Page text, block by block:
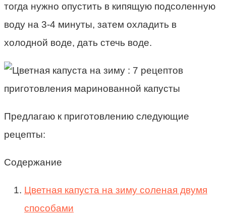
тогда нужно опустить в кипящую подсоленную
воду на 3-4 минуты, затем охладить в
холодной воде, дать стечь воде.
Предлагаю к приготовлению следующие
рецепты:
Содержание
Цветная капуста на зиму соленая двумя
способами